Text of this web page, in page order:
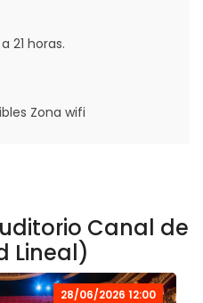
21 horas.
Zona wifi
Canal de
Lineal)
28/06/2026 12:00